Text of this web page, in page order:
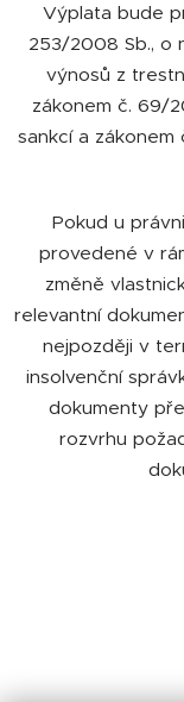
Výplata bude
253/2008 Sb., o
výnosů z
zákonem č. 69/
sankcí a zákonem
Pokud u
provedené v
změně
relevantní
nejpozději v
insolvenční
dokumenty
rozvrhu